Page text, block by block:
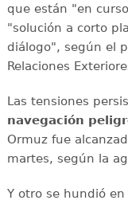
que están "en
"solución a corto
diálogo", según el
Relaciones
Las tensiones
navegación
Ormuz fue
martes, según la
Y otro se hundió en